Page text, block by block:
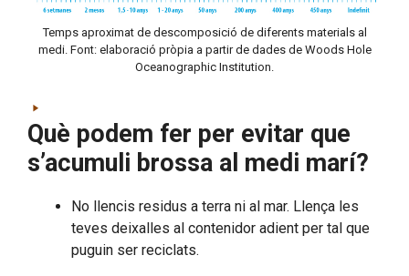
Temps aproximat de descomposició de diferents materials al
medi. Font: elaboració pròpia a partir de dades de Woods Hole
Oceanographic Institution.
Què podem fer per evitar que
s’acumuli brossa al medi marí?
No llencis residus a terra ni al mar. Llença les
teves deixalles al contenidor adient per tal que
puguin ser reciclats.